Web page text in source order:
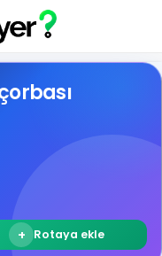
+ Rotaya ekle